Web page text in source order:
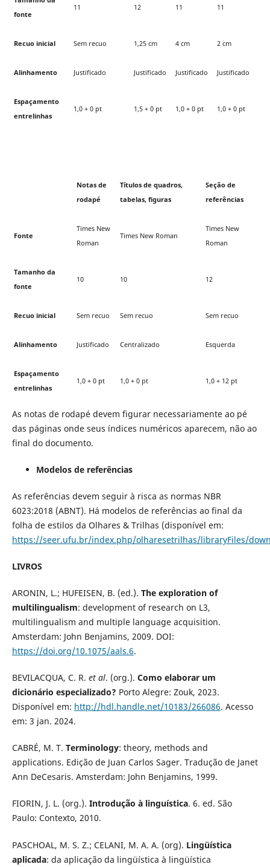
fonte
11 12 11 11
Recuo inicial Sem recuo 1,25 cm 4 cm 2 cm
Alinhamento Justificado Justificado Justificado Justificado
Espaçamento
entrelinhas
1,0 + 0 pt 1,5 + 0 pt 1,0 + 0 pt 1,0 + 0 pt
Notas de
rodapé
Títulos de quadros,
tabelas, figuras
Seção de
referências
Fonte
Times New
Roman
Times New Roman
Times New
Roman
Tamanho da
fonte
10 10 12
Recuo inicial Sem recuo Sem recuo Sem recuo
Alinhamento Justificado Centralizado Esquerda
Espaçamento
entrelinhas
1,0 + 0 pt 1,0 + 0 pt 1,0 + 12 pt
As notas de rodapé devem figurar necessariamente ao pé
das páginas onde seus índices numéricos aparecem, não ao
final do documento.
Modelos de referências
As referências devem seguir à risca as normas NBR
6023:2018 (ABNT). Há modelos de referências ao final da
folha de estilos da Olhares & Trilhas (disponível em:
https://seer.ufu.br/index.php/olharesetrilhas/libraryFiles/
LIVROS
ARONIN, L.; HUFEISEN, B. (ed.). The exploration of
multilingualism: development of research on L3,
multilingualism and multiple language acquisition.
Amsterdam: John Benjamins, 2009. DOI:
https://doi.org/10.1075/aals.6.
BEVILACQUA, C. R. et al. (org.). Como elaborar um
dicionário especializado? Porto Alegre: Zouk, 2023.
Disponível em: http://hdl.handle.net/10183/266086. Acesso
em: 3 jan. 2024.
CABRÉ, M. T. Terminology: theory, methods and
applications. Edição de Juan Carlos Sager. Tradução de Janet
Ann DeCesaris. Amsterdam: John Benjamins, 1999.
FIORIN, J. L. (org.). Introdução à linguística. 6. ed. São
Paulo: Contexto, 2010.
PASCHOAL, M. S. Z.; CELANI, M. A. A. (org). Lingüística
aplicada: da aplicação da lingüística à lingüística